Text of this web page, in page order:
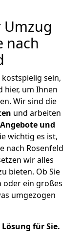
nach
sein,
hier, um Ihnen
Wir sind die
und arbeiten
und
wichtig es ist,
nach Rosenfeld
wir alles
bieten. Ob Sie
oder ein großes
umgezogen
für Sie.